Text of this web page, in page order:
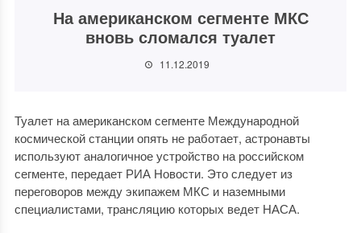
На американском сегменте МКС
вновь сломался туалет
11.12.2019
Туалет на американском сегменте Международной
космической станции опять не работает, астронавты
используют аналогичное устройство на российском
сегменте, передает РИА Новости. Это следует из
переговоров между экипажем МКС и наземными
специалистами, трансляцию которых ведет НАСА.